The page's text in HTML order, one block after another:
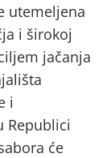
utemeljena
i širokoj
jačanja
i
Republici
će